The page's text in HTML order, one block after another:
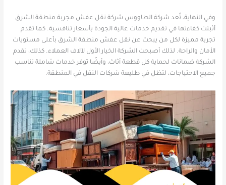
وفي النهاية، تُعد شركة الطاووس شركة نقل عفش مجربة منطقة الشرق
أثبتت كفاءتها في تقديم خدمات عالية الجودة بأسعار تنافسية. كما تقدم
تجربة مميزة لكل من يبحث عن نقل عفش منطقة الشرق بأعلى مستويات
الأمان والراحة. لذلك أصبحت الشركة الخيار الأول لآلاف العملاء. كذلك، تقدم
الشركة ضمانات لحماية كل قطعة أثاث، وأيضًا توفر خدمات شاملة تناسب
جميع الاحتياجات، لتظل في طليعة شركات النقل في المنطقة.